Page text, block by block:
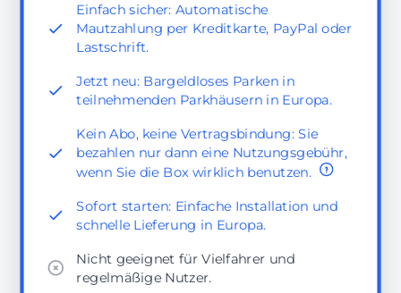
Einfach sicher: Automatische
Mautzahlung per Kreditkarte, PayPal oder
Lastschrift.
Jetzt neu: Bargeldloses Parken in
teilnehmenden Parkhäusern in Europa.
Kein Abo, keine Vertragsbindung: Sie
bezahlen nur dann eine Nutzungsgebühr,
wenn Sie die Box wirklich benutzen.
Sofort starten: Einfache Installation und
schnelle Lieferung in Europa.
Nicht geeignet für Vielfahrer und
regelmäßige Nutzer.